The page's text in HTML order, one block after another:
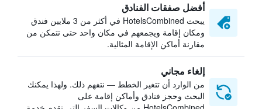
أفضل صفقات الفنادق
يبحث HotelsCombined في أكثر من 3 ملايين فندق
ومكان إقامة ويجمعهم في مكان واحد حتى تتمكن من
مقارنة أماكن الإقامة المثالية.
إلغاء مجاني
من الوارد أن تتغير الخطط — نتفهم ذلك. ولهذا يمكنك
البحث وحجز فنادق وأماكن إقامة على